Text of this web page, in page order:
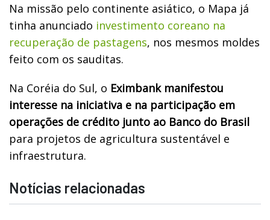
Na missão pelo continente asiático, o Mapa já
tinha anunciado investimento coreano na
recuperação de pastagens, nos mesmos moldes
feito com os sauditas.
Na Coréia do Sul, o Eximbank manifestou
interesse na iniciativa e na participação em
operações de crédito junto ao Banco do Brasil
para projetos de agricultura sustentável e
infraestrutura.
Notícias relacionadas